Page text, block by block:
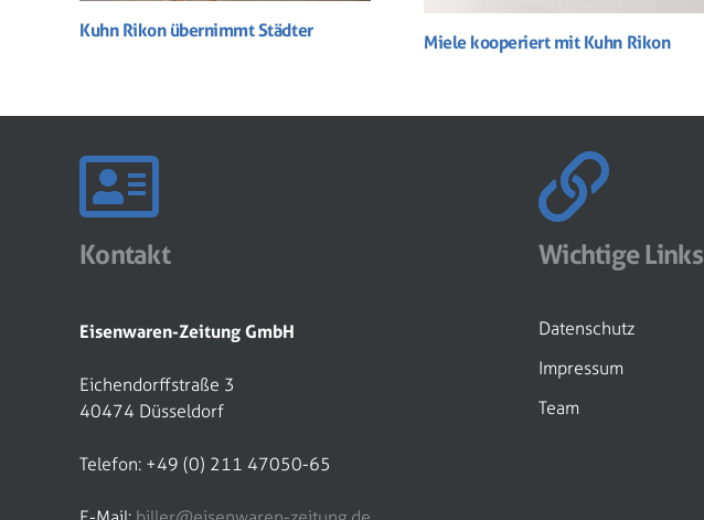
Kuhn Rikon übernimmt Städter
Miele kooperiert mit Kuhn Rikon
Kontakt
Eisenwaren-Zeitung GmbH
Eichendorffstraße 3
40474 Düsseldorf
Telefon: +49 (0) 211 47050-65
Wichtige Links
Datenschutz
Impressum
Team